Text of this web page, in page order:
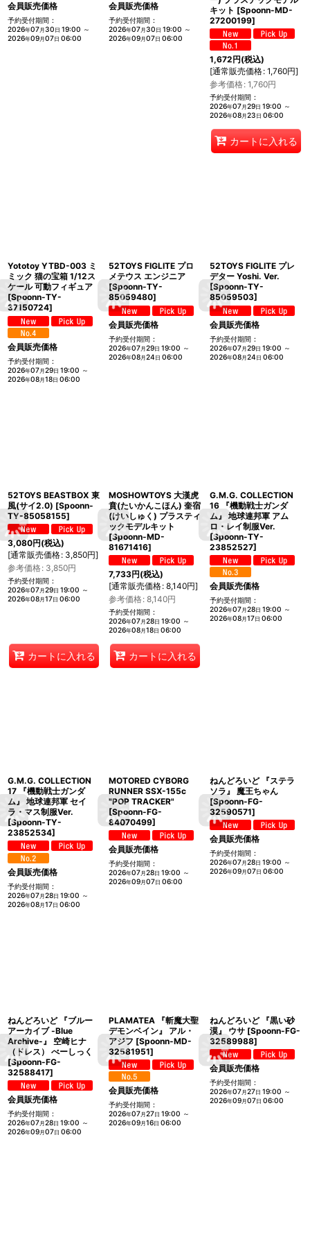
会員販売価格
予約受付期間 :
2026年07月30 日 19:00 ～
2026年09月07日 06:00
会員販売価格
予約受付期間 :
2026年07月30 日 19:00 ～
2026年09月07日 06:00
キット [Spoonn-MD-
27200199]
1,672円(税込)
[通常販売価格: 1,760円]
参考価格: 1,760円
予約受付期間 :
2026年07月29日 19:00 ～
2026年08月23 日 06:00
カートに入れる
Yototoy YTBD-003 ミ
ミック 猫の宝箱 1/12ス
ケール 可動フィギュア
[Spoonn-TY-
37150724]
会員販売価格
予約受付期間 :
2026年07 月29日 19:00 ～
2026年08 月18日 06:00
52TOYS FIGLITE プロ
メテウス エンジニア
[Spoonn-TY-
85059480]
会員販売価格
予約受付期間 :
2026年07月29日 19:00 ～
2026年08月24 日 06:00
52TOYS FIGLITE プレ
デター Yoshi. Ver.
[Spoonn-TY-
85059503]
会員販売価格
予約受付期間 :
2026年07月29日 19:00 ～
2026年08月24 日 06:00
52TOYS BEASTBOX 東
風(サイ2.0) [Spoonn-
TY-85058155]
3,080円(税込)
[通常販売価格: 3,850円]
参考価格: 3,850円
予約受付期間 :
2026年07月29日 19:00 ～
2026年08月17日 06:00
カートに入れる
MOSHOWTOYS 大漢虎
賁(たいかんこほん) 奎宿
(けいしゅく) プラスティ
ックモデルキット
[Spoonn-MD-
81671416]
7,733円(税込)
[通常販売価格: 8,140円]
参考価格: 8,140円
予約受付期間 :
2026年07月28日 19:00 ～
2026年08月18日 06:00
カートに入れる
G.M.G. COLLECTION
16 『機動戦士ガンダ
ム』 地球連邦軍 アム
ロ・レイ制服Ver.
[Spoonn-TY-
23852527]
会員販売価格
予約受付期間 :
2026年07月28日 19:00 ～
2026年08月17日 06:00
G.M.G. COLLECTION
17 『機動戦士ガンダ
ム』 地球連邦軍 セイ
ラ・マス制服Ver.
[Spoonn-TY-
23852534]
会員販売価格
予約受付期間 :
2026年07 月28日 19:00 ～
2026年08 月17日 06:00
MOTORED CYBORG
RUNNER SSX-155c
"POP TRACKER"
[Spoonn-FG-
84070499]
会員販売価格
予約受付期間 :
2026年07月28日 19:00 ～
2026年09月07日 06:00
ねんどろいど 『ステラ
ソラ』 魔王ちゃん
[Spoonn-FG-
32590571]
会員販売価格
予約受付期間 :
2026年07月28日 19:00 ～
2026年09月07日 06:00
ねんどろいど 『ブルー
アーカイブ -Blue
Archive-』 空崎ヒナ
（ドレス） べーしっく
[Spoonn-FG-
32588417]
会員販売価格
予約受付期間 :
2026年07 月28日 19:00 ～
2026年09 月07日 06:00
PLAMATEA 『斬魔大聖
デモンベイン』 アル・
アジフ [Spoonn-MD-
32581951]
会員販売価格
予約受付期間 :
2026年07月27日 19:00 ～
2026年09月16日 06:00
ねんどろいど 『黒い砂
漠』 ウサ [Spoonn-FG-
32589988]
会員販売価格
予約受付期間 :
2026年07月27日 19:00 ～
2026年09月07日 06:00